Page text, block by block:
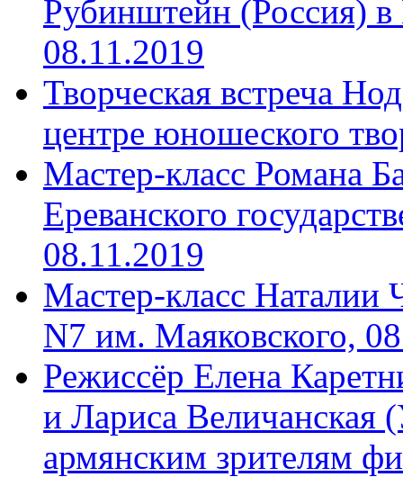
Рубинштейн (Россия)
08.11.2019
Творческая встреча
центре юношеского
Мастер-класс Романа
Ереванского
08.11.2019
Мастер-класс
N7 им. Маяковского,
Режиссёр Елена
и Лариса Величанская
армянским зрителям